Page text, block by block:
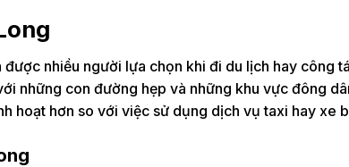
nhiều người lựa chọn khi đi du lịch hay công
những con đường hẹp và những khu vực đông
hoạt hơn so với việc sử dụng dịch vụ taxi hay xe